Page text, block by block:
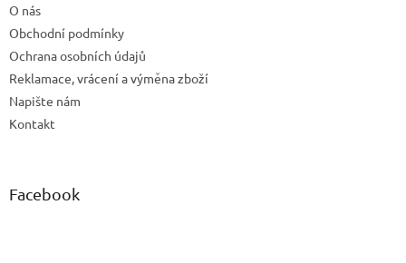
O nás
Obchodní podmínky
Ochrana osobních údajů
Reklamace, vrácení a výměna zboží
Napište nám
Kontakt
Facebook